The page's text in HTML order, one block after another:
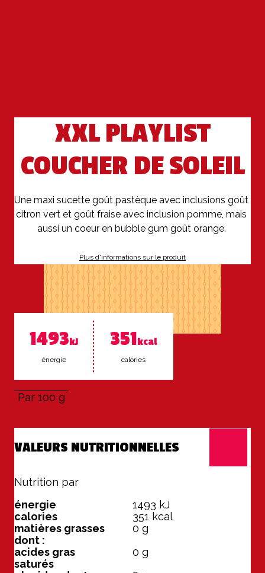
XXL PLAYLIST
COUCHER DE SOLEIL
Une maxi sucette goût pastèque avec inclusions goût
citron vert et goût fraise avec inclusion pomme, mais
aussi un coeur en bubble gum goût orange.
Plus d'informations sur le produit
1493kJ
éner­gie
351kcal
ca­lo­ries
Par 100 g
VALEURS NUTRITIONNELLES
Nutrition par
énergie 1493 kJ
calories
351 kcal
matières grasses
dont :
0 g
acides gras
saturés
0 g